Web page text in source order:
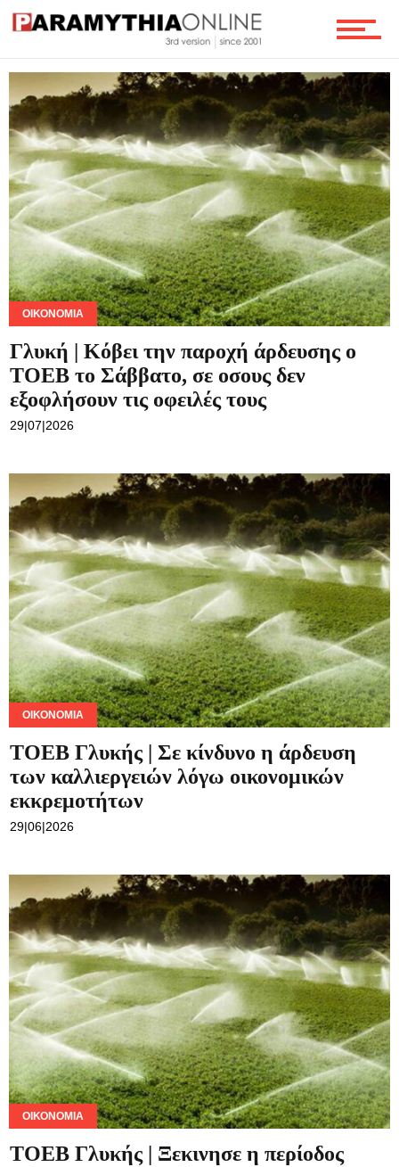
Τεχνολογία
Επικοινωνία
ΟΙΚΟΝΟΜΊΑ
Γλυκή | Κόβει την παροχή άρδευσης ο
ΤΟΕΒ το Σάββατο, σε οσους δεν
εξοφλήσουν τις οφειλές τους
29|07|2026
ΟΙΚΟΝΟΜΊΑ
ΤΟΕΒ Γλυκής | Σε κίνδυνο η άρδευση
των καλλιεργειών λόγω οικονομικών
εκκρεμοτήτων
29|06|2026
ΟΙΚΟΝΟΜΊΑ
ΤΟΕΒ Γλυκής | Ξεκινησε η περίοδος